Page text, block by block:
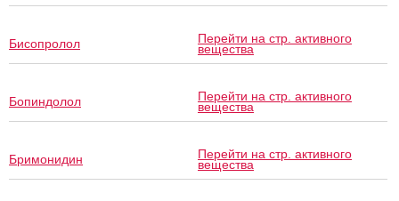
Бисопролол Перейти на стр. активного
вещества
Бопиндолол Перейти на стр. активного
вещества
Бримонидин Перейти на стр. активного
вещества